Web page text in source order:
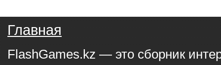
Главная
FlashGames.kz — это сборник